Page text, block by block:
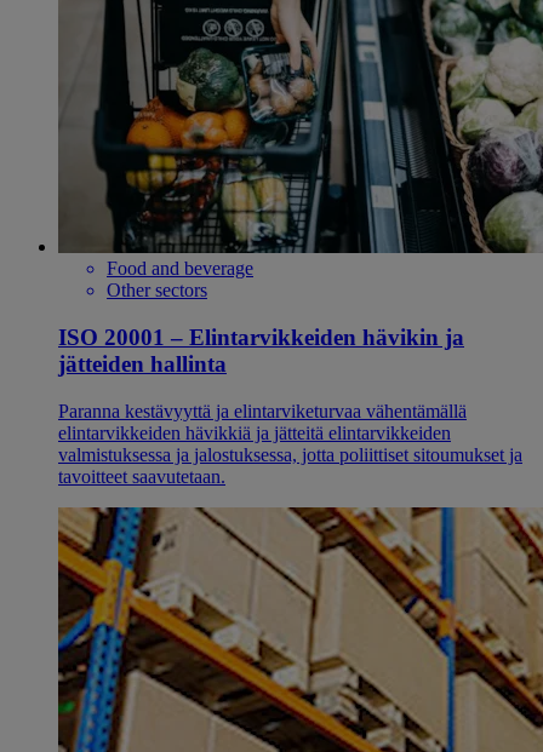
Food and beverage
Other sectors
ISO 20001 – Elintarvikkeiden hävikin ja
jätteiden hallinta
Paranna kestävyyttä ja elintarviketurvaa vähentämällä
elintarvikkeiden hävikkiä ja jätteitä elintarvikkeiden
valmistuksessa ja jalostuksessa, jotta poliittiset sitoumukset ja
tavoitteet saavutetaan.